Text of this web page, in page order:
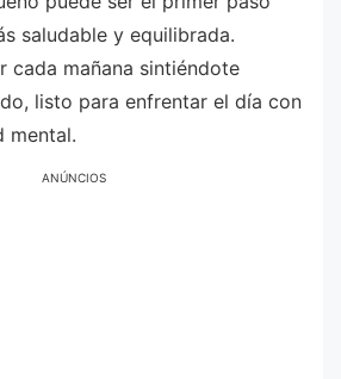
saludable y equilibrada.
cada mañana sintiéndote
listo para enfrentar el día con
mental.
ANÚNCIOS